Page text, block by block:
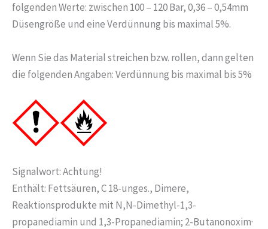
folgenden Werte: zwischen 100 – 120 Bar, 0,36 – 0,54mm
Düsengröße und eine Verdünnung bis maximal 5%.
Wenn Sie das Material streichen bzw. rollen, dann gelten
die folgenden Angaben: Verdünnung bis maximal bis 5%
Signalwort: Achtung!
Enthält: Fettsäuren, C 18-unges., Dimere,
Reaktionsprodukte mit N,N-Dimethyl-1,3-
propanediamin und 1,3-Propanediamin; 2-Butanonoxim·